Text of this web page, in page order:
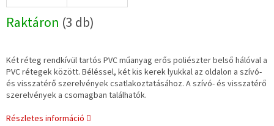
Raktáron (3 db)
Két réteg rendkívül tartós PVC műanyag erős poliészter belső hálóval a
PVC rétegek között. Béléssel, két kis kerek lyukkal az oldalon a szívó-
és visszatérő szerelvények csatlakoztatásához. A szívó- és visszatérő
szerelvények a csomagban találhatók.
Részletes információ